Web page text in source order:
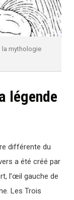
la mythologie
légende
différente du
a été créé par
l’œil gauche de
Les Trois